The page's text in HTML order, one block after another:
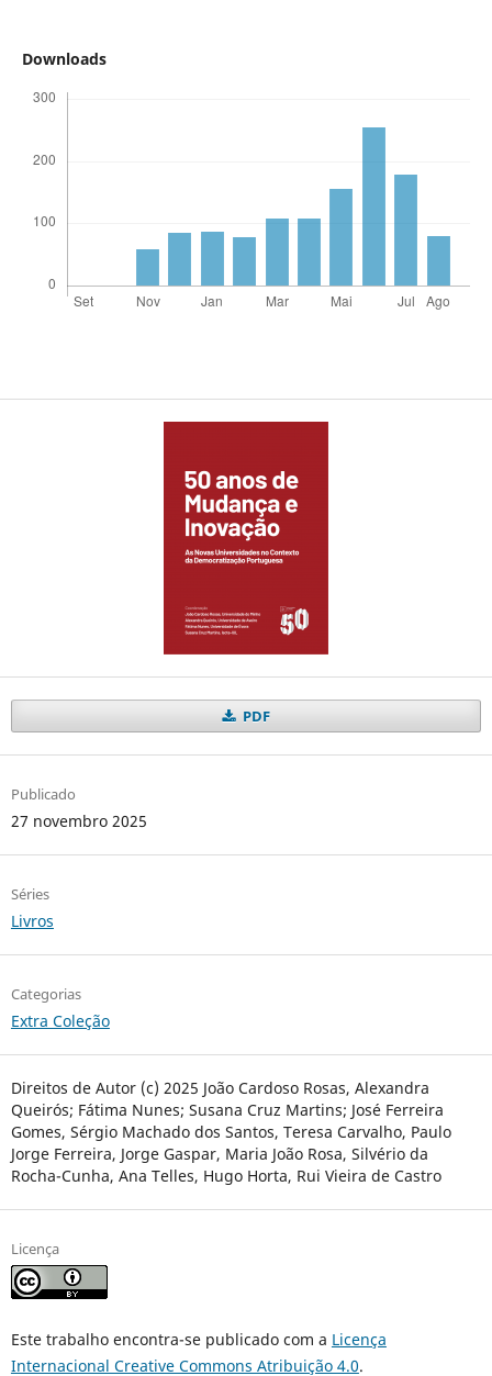
Downloads
PDF
Publicado
27 novembro 2025
Séries
Livros
Categorias
Extra Coleção
Direitos de Autor (c) 2025 João Cardoso Rosas, Alexandra
Queirós; Fátima Nunes; Susana Cruz Martins; José Ferreira
Gomes, Sérgio Machado dos Santos, Teresa Carvalho, Paulo
Jorge Ferreira, Jorge Gaspar, Maria João Rosa, Silvério da
Rocha-Cunha, Ana Telles, Hugo Horta, Rui Vieira de Castro
Licença
Este trabalho encontra-se publicado com a Licença
Internacional Creative Commons Atribuição 4.0.